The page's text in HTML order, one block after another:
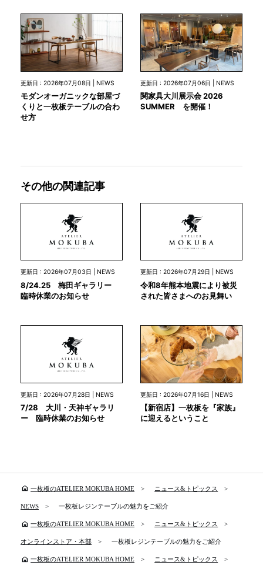
更新日 : 2026年07月08日 | NEWS
モダンオーガニックな部屋づ
くりと一枚板テーブルの合わ
せ方
更新日 : 2026年07月06日 | NEWS
関家具大川展示会 2026
SUMMER を開催！
その他の関連記事
更新日 : 2026年07月03日 | NEWS
8/24.25 梅田ギャラリー
臨時休業のお知らせ
更新日 : 2026年07月29日 | NEWS
令和8年熊本地震により被災
された皆さまへのお見舞い
更新日 : 2026年07月28日 | NEWS
7/28 大川・天神ギャラリ
ー 臨時休業のお知らせ
更新日 : 2026年07月16日 | NEWS
【新宿店】一枚板を『家族』
に迎えるということ
home 一枚板のATELIER MOKUBA HOME ニュース&トピックス
NEWS 一枚板レジンテーブルの魅力をご紹介
home 一枚板のATELIER MOKUBA HOME ニュース&トピックス
オンラインストア・本部 一枚板レジンテーブルの魅力をご紹介
home 一枚板のATELIER MOKUBA HOME ニュース&トピックス